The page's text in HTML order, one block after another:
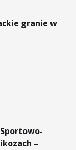
granie w
–